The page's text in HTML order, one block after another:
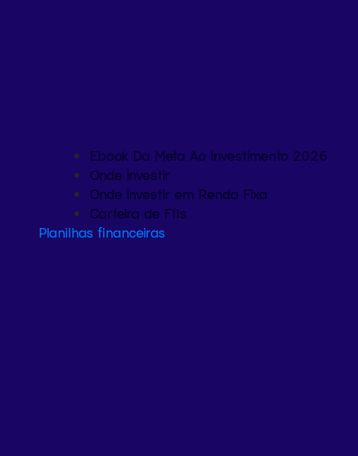
Ebook Da Meta Ao Investimento 2026
Onde investir
Onde investir em Renda Fixa
Carteira de FIIs
Planilhas financeiras